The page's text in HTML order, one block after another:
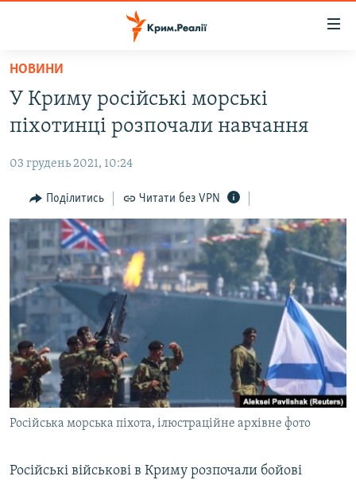
Перейти
основного
матеріалу
до
навігації
Перейти
до
пошуку
ВОДА.КРИМ
ПОЛІТИКА
БЛОГИ
ПОГЛЯД
ІНТЕРВ'Ю
ВСЕ ЗА ДЕНЬ
СПЕЦПРОЕКТИ
ДЕПОРТАЦІЯ
ВІДЕОУРОКИ «ELIFBE»
СВІДЧЕННЯ ОКУПАЦІЇ
УКРАЇНСЬКА ПРОБЛЕМА КРИМУ
ЯК ОБІЙТИ БЛОКУВАННЯ
Русский
Qırımtatar
НОВИНИ
У Криму російські морські
піхотинці розпочали навчання
03 грудень 2021, 10:24
Поділитись Читати без VPN
Російська морська піхота, ілюстраційне архівне фото
Російські військові в Криму розпочали бойові